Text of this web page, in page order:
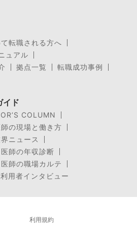
転職される方へ
ュアル
拠点一覧
転職成功事例
イド
COLUMN
師の現場と働き方
ニュース
医師の年収診断
医師の職場カルテ
用者インタビュー
利用規約